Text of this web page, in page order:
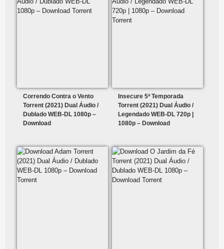
Correndo Contra o Vento
Torrent (2021) Dual Áudio /
Dublado WEB-DL 1080p –
Download
Insecure 5ª Temporada
Torrent (2021) Dual Áudio /
Legendado WEB-DL 720p |
1080p – Download